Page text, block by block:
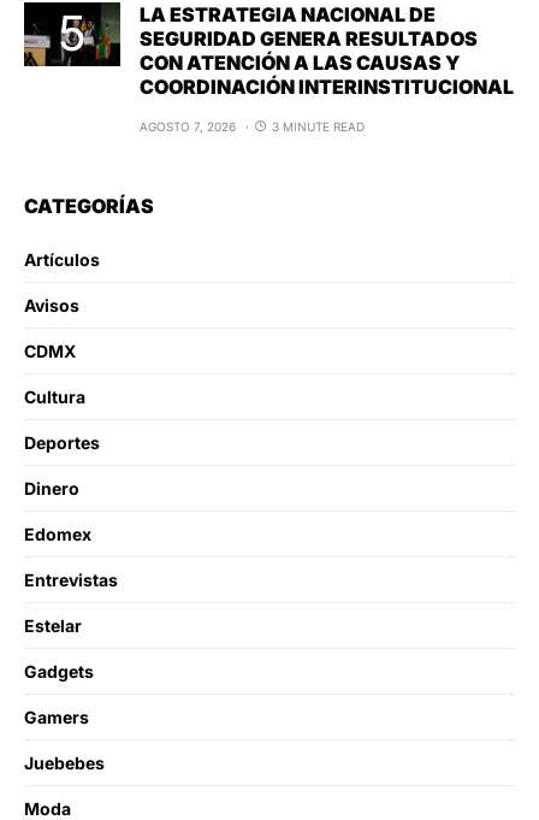
LA ESTRATEGIA NACIONAL DE
SEGURIDAD GENERA RESULTADOS
CON ATENCIÓN A LAS CAUSAS Y
COORDINACIÓN INTERINSTITUCIONAL
AGOSTO 7, 2026 3 MINUTE READ
CATEGORÍAS
Artículos
Avisos
CDMX
Cultura
Deportes
Dinero
Edomex
Entrevistas
Estelar
Gadgets
Gamers
Juebebes
Moda